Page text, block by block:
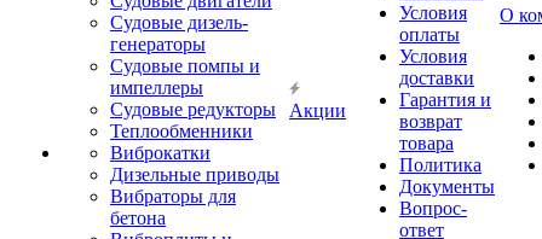
Судовые дизель-
генераторы
Судовые помпы и
импеллеры
Судовые редукторы
Теплообменники
Виброкатки
Дизельные приводы
Вибраторы для
бетона
Акции
Условия
оплаты
Условия
доставки
Гарантия и
возврат
товара
Политика
Документы
Вопрос-
ответ
О